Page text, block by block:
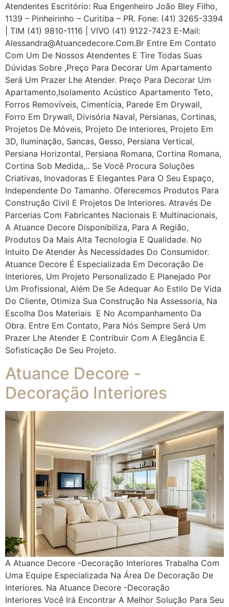
Atendentes Escritório: Rua Engenheiro João Bley Filho,
1139 – Pinheirinho – Curitiba – PR. Fone: (41) 3265-3394
| TIM (41) 9810-1116 | VIVO (41) 9122-7423 E-Mail:
Alessandra@atuancedecore.com.br Entre Em Contato
Com Um De Nossos Atendentes E Tire Todas Suas
Dúvidas Sobre ,Preço Para Decorar Um Apartamento
Será Um Prazer Lhe Atender. Preço Para Decorar Um
Apartamento,Isolamento Acústico Apartamento Teto,
Forros Removíveis, Cimentícia, Parede Em Drywall,
Forro Em Drywall, Divisória Naval, Persianas, Cortinas,
Projetos De Móveis, Projeto De Interiores, Projeto Em
3D, Iluminação, Sancas, Gesso, Persiana Vertical,
Persiana Horizontal, Persiana Romana, Cortina Romana,
Cortina Sob Medida,.. Se Você Procura Soluções
Criativas, Inovadoras E Elegantes Para O Seu Espaço,
Independente Do Tamanho. Oferecemos Produtos Para
Construção Civil E Projetos De Interiores. Através De
Parcerias Com Fabricantes Nacionais E Multinacionais,
A Atuance Decore Disponibiliza, Para A Região,
Produtos Da Mais Alta Tecnologia E Qualidade. No
Intuito De Atender Às Necessidades Do Consumidor.
Atuance Decore É Especializada Em Decoração De
Interiores, Um Projeto Personalizado E Planejado Por
Um Profissional, Além De Se Adequar Ao Estilo De Vida
Do Cliente, Otimiza Sua Construção Na Assessoria, Na
Escolha Dos Materiais E No Acompanhamento Da
Obra. Entre Em Contato, Para Nós Sempre Será Um
Prazer Lhe Atender E Contribuir Com A Elegância E
Sofisticação De Seu Projeto.
Atuance Decore -
Decoração Interiores
A Atuance Decore -Decoração Interiores Trabalha Com
Uma Equipe Especializada Na Área De Decoração De
Interiores. Na Atuance Decore -Decoração
Interiores Você Irá Encontrar A Melhor Solução Para Seu